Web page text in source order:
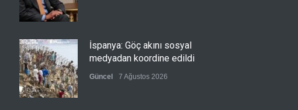
İspanya: Göç akını sosyal
medyadan koordine edildi
Güncel 7 Ağustos 2026